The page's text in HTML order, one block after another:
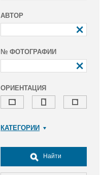
АВТОР
№ ФОТОГРАФИИ
ОРИЕНТАЦИЯ
КАТЕГОРИИ
Досуг, туризм и отдых
Культура
Найти